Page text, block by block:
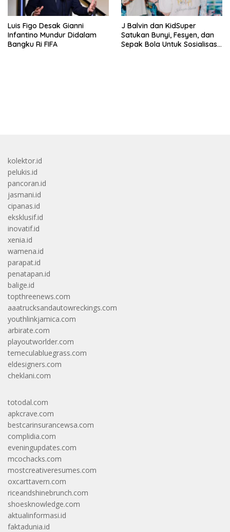
Luis Figo Desak Gianni
Infantino Mundur Didalam
Bangku Ri FIFA
J Balvin dan KidSuper
Satukan Bunyi, Fesyen, dan
Sepak Bola Untuk Sosialisasi
kolektor.id
pelukis.id
pancoran.id
jasmani.id
cipanas.id
eksklusif.id
inovatif.id
xenia.id
wamena.id
parapat.id
penatapan.id
balige.id
topthreenews.com
aaatrucksandautowreckings.com
youthlinkjamica.com
arbirate.com
playoutworlder.com
temeculabluegrass.com
eldesigners.com
cheklani.com
totodal.com
apkcrave.com
bestcarinsurancewsa.com
complidia.com
eveningupdates.com
mcochacks.com
mostcreativeresumes.com
oxcarttavern.com
riceandshinebrunch.com
shoesknowledge.com
aktualinformasi.id
faktadunia.id